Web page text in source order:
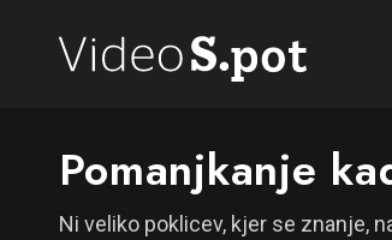
Pomanjkanje
Ni veliko poklicev, kjer se znanje,